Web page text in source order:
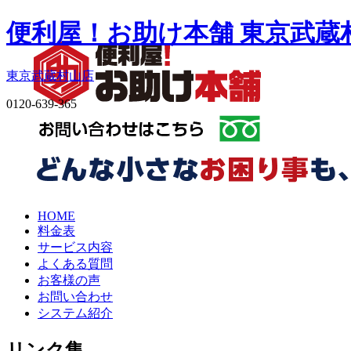
便利屋！お助け本舗 東京武蔵
東京武蔵村山店
0120-639-365
HOME
料金表
サービス内容
よくある質問
お客様の声
お問い合わせ
システム紹介